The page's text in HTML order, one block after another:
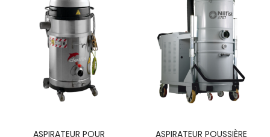
ASPIRATEUR POUR
ASPIRATEUR POUSSIÈRE